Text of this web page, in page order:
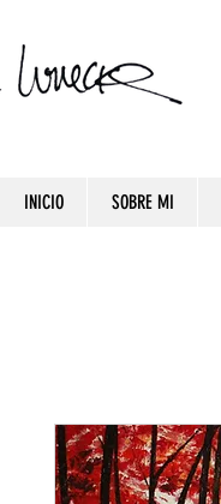
INICIO SOBRE MI